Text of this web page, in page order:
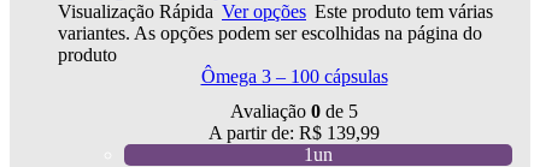
Visualização Rápida Ver opções Este produto tem várias
variantes. As opções podem ser escolhidas na página do
produto
Ômega 3 – 100 cápsulas
Avaliação 0 de 5
A partir de: R$ 139,99
1un